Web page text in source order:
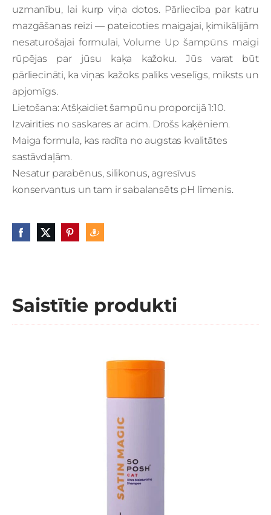
uzmanību, lai kurp viņa dotos. Pārliecība par katru
mazgāšanas reizi — pateicoties maigajai, ķimikālijām
nesaturošajai formulai, Volume Up šampūns maigi
rūpējas par jūsu kaķa kažoku. Jūs varat būt
pārliecināti, ka viņas kažoks paliks veselīgs, mīksts un
apjomīgs.
Lietošana: Atšķaidiet šampūnu proporcijā 1:10.
Izvairīties no saskares ar acīm. Drošs kaķēniem.
Maiga formula, kas radīta no augstas kvalitātes
sastāvdaļām.
Nesatur parabēnus, silikonus, agresīvus
konservantus un tam ir sabalansēts pH līmenis.
Saistītie produkti